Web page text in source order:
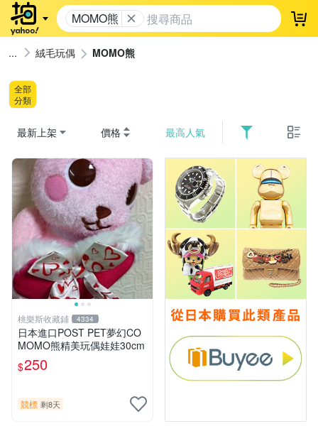
MOMO熊 登
絨毛玩偶 MOMO熊
全部
分類
最新上架 價格 最高人氣
桃樂斯收藏鋪 4334
日本進口POST PET夢幻CO
MOMO熊精美玩偶娃娃30cm
$250
競標 剩8天